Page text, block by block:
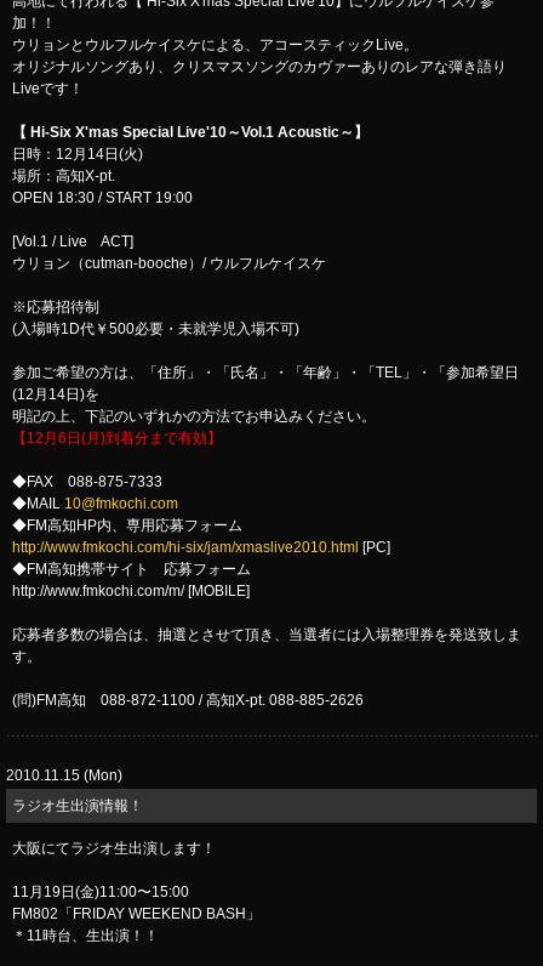
加！！
ウリョンとウルフルケイスケによる、アコースティックLive。
オリジナルソングあり、クリスマスソングのカヴァーありのレアな弾き語り
Liveです！
【 Hi-Six X'mas Special Live'10～Vol.1 Acoustic～】
日時：12月14日(火)
場所：高知X-pt.
OPEN 18:30 / START 19:00
[Vol.1 / Live ACT]
ウリョン（cutman-booche）/ ウルフルケイスケ
※応募招待制
(入場時1D代￥500必要・未就学児入場不可)
参加ご希望の方は、「住所」・「氏名」・「年齢」・「TEL」・「参加希望日
(12月14日)を
明記の上、下記のいずれかの方法でお申込みください。
【12月6日(月)到着分まで有効】
◆FAX 088-875-7333
◆MAIL 10@fmkochi.com
◆FM高知HP内、専用応募フォーム
http://www.fmkochi.com/hi-six/jam/xmaslive2010.html [PC]
◆FM高知携帯サイト 応募フォーム
http://www.fmkochi.com/m/ [MOBILE]
応募者多数の場合は、抽選とさせて頂き、当選者には入場整理券を発送致しま
す。
(問)FM高知 088-872-1100 / 高知X-pt. 088-885-2626
2010.11.15 (Mon)
ラジオ生出演情報！
大阪にてラジオ生出演します！
11月19日(金)11:00〜15:00
FM802「FRIDAY WEEKEND BASH」
＊11時台、生出演！！